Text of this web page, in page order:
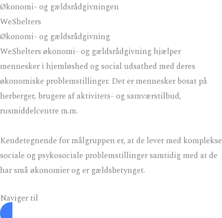
Gå
til
indholdet
Økonomi- og gældsrådgivningen
WeShelters
Økonomi- og gældsrådgivning
WeShelters økonomi- og gældsrådgivning hjælper
mennesker i hjemløshed og social udsathed med deres
økonomiske problemstillinger. Det er mennesker bosat på
herberger, brugere af aktivitets- og samværstilbud,
rusmiddelcentre m.m.
Kendetegnende for målgruppen er, at de lever med komplekse
sociale og psykosociale problemstillinger samtidig med at de
har små økonomier og er gældsbetynget.
Naviger til